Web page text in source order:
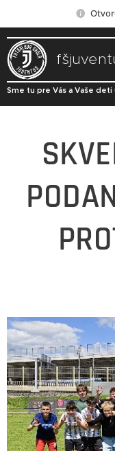
Sme tu pre Vás a Vaše deti